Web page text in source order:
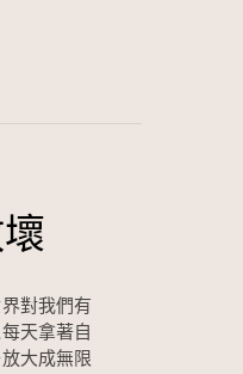
對我們有
天拿著自
大成無限